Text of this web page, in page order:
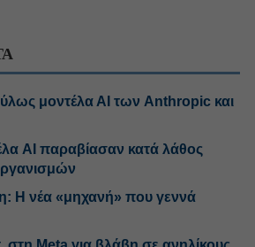
μοντέλα ΑΙ των Anthropic και
AI παραβίασαν κατά λάθος
Η νέα «μηχανή» που γεννά